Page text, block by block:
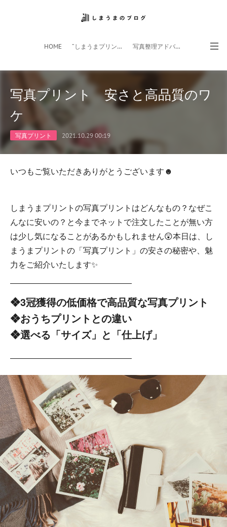
HOME ”しまうまプリント”サイト 写真整理アドバイザー
フォトライフ応援団 スマホアプリ
写真プリント 安さと高品質のワ
ケ
写真プリント 2021.10.29 00:19
いつもご覧いただきありがとうございます☻
しまうまプリントの写真プリントはどんなもの？なぜこ
んなに安いの？と今までネットで注文したことが無い方
は少し気になることがあるかもしれません😲本日は、し
まうまプリントの「写真プリント」の安さの秘密や、魅
力をご紹介いたします✨
―――――――――――――――
❖3冠獲得の低価格で高品質な写真プリント
❖おうちプリントとの違い
❖選べる「サイズ」と「仕上げ」
―――――――――――――――